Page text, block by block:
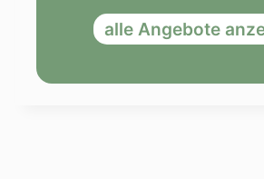
alle Angebote